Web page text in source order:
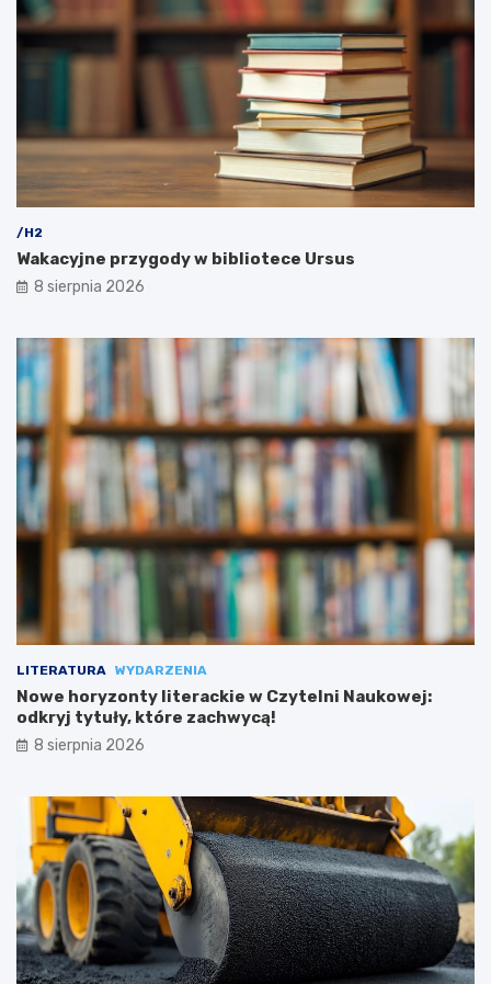
/H2
Wakacyjne przygody w bibliotece Ursus
8 sierpnia 2026
LITERATURA WYDARZENIA
Nowe horyzonty literackie w Czytelni Naukowej:
odkryj tytuły, które zachwycą!
8 sierpnia 2026